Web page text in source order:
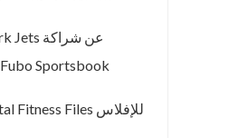
متعددة السنوات مع Fubo Sportsbook
ملفات Bally Total Fitness Files للإفلاس